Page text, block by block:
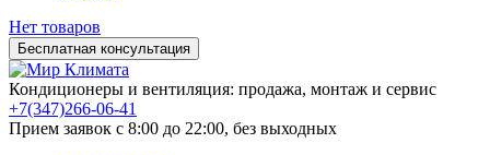
Нет товаров
Бесплатная консультация
Кондиционеры и вентиляция: продажа, монтаж и сервис
+7(347)266-06-41
Прием заявок с 8:00 до 22:00, без выходных